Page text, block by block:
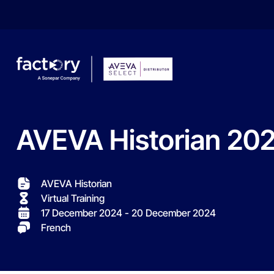
What are you looking for?
AVEVA Historian
AVEVA Historian
Virtual Training
17 December 2024 - 20 December 2024
French